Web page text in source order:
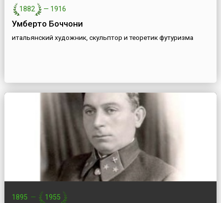
1882 — 1916
Умберто Боччони
итальянский художник, скульптор и теоретик футуризма
1895 — 1955